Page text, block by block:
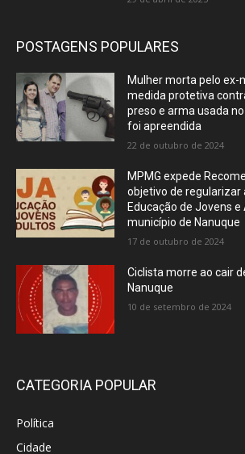
POSTAGENS POPULARES
Mulher morta pelo ex-
medida protetiva
preso e arma usada
foi apreendida
22 de outubro de 2024
MPMG expede
objetivo de regularizar
Educação de Jovens e
município de Nanuque
17 de outubro de 2024
Ciclista morre ao cair
Nanuque
10 de setembro de 2024
CATEGORIA POPULAR
Política
Cidade